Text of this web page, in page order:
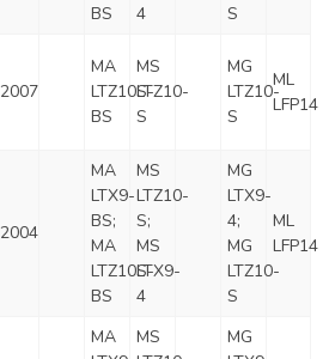
BS
4
S
2007
MA
LTZ10S-
BS
MS
LTZ10-
S
MG
LTZ10-
S
ML
LFP14
2004
MA
LTX9-
BS;
MA
LTZ10S-
BS
MS
LTZ10-
S;
MS
LTX9-
4
MG
LTX9-
4;
MG
LTZ10-
S
ML
LFP14
MA
MS
MG